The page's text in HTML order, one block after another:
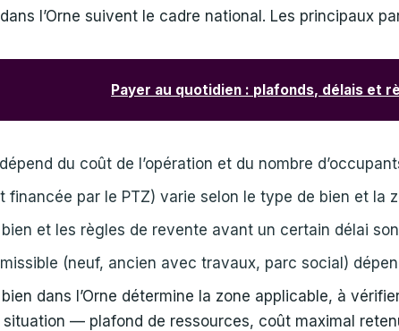
l’Orne suivent le cadre national. Les principaux
Payer au quotidien : plafonds, délais et
dépend du coût de l’opération et du nombre
financée par le PTZ) varie selon le type de bien et la
et les règles de revente avant un certain délai
(neuf, ancien avec travaux, parc social)
dans l’Orne détermine la zone applicable, à
situation — plafond de ressources, coût maximal